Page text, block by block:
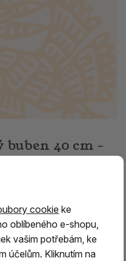
buben 40 cm -
Orel (Haida)
na šamanský buben
konkrétní velikost
bude motiv namalován.
zakoupené v našem e-
cookie ke
oblíbeného e-shopu,
vašim potřebám, ke
účelům. Kliknutím na